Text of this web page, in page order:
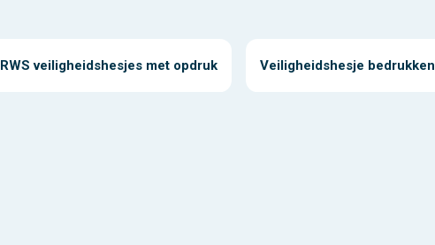
RWS veiligheidshesjes met opdruk Veiligheidshesje bedrukken